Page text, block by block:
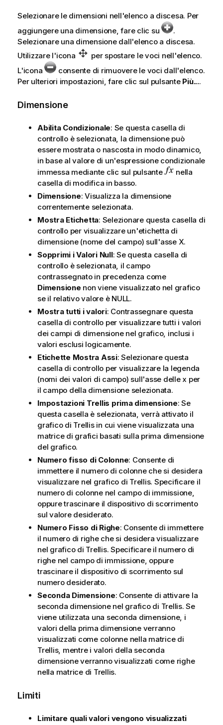
Selezionare le dimensioni nell'elenco a discesa. Per
aggiungere una dimensione, fare clic su
.
Selezionare una dimensione dall'elenco a discesa.
Utilizzare l'icona
per spostare le voci nell'elenco.
L'icona
consente di rimuovere le voci dall'elenco.
Per ulteriori impostazioni, fare clic sul pulsante Più....
Dimensione
Abilita Condizionale: Se questa casella di
controllo è selezionata, la dimensione può
essere mostrata o nascosta in modo dinamico,
in base al valore di un'espressione condizionale
immessa mediante clic sul pulsante
nella
casella di modifica in basso.
Dimensione: Visualizza la dimensione
correntemente selezionata.
Mostra Etichetta: Selezionare questa casella di
controllo per visualizzare un'etichetta di
dimensione (nome del campo) sull'asse X.
Sopprimi i Valori Null: Se questa casella di
controllo è selezionata, il campo
contrassegnato in precedenza come
Dimensione non viene visualizzato nel grafico
se il relativo valore è NULL.
Mostra tutti i valori: Contrassegnare questa
casella di controllo per visualizzare tutti i valori
dei campi di dimensione nel grafico, inclusi i
valori esclusi logicamente.
Etichette Mostra Assi: Selezionare questa
casella di controllo per visualizzare la legenda
(nomi dei valori di campo) sull'asse delle x per
il campo della dimensione selezionata.
Impostazioni Trellis prima dimensione: Se
questa casella è selezionata, verrà attivato il
grafico di Trellis in cui viene visualizzata una
matrice di grafici basati sulla prima dimensione
del grafico.
Numero fisso di Colonne: Consente di
immettere il numero di colonne che si desidera
visualizzare nel grafico di Trellis. Specificare il
numero di colonne nel campo di immissione,
oppure trascinare il dispositivo di scorrimento
sul valore desiderato.
Numero Fisso di Righe: Consente di immettere
il numero di righe che si desidera visualizzare
nel grafico di Trellis. Specificare il numero di
righe nel campo di immissione, oppure
trascinare il dispositivo di scorrimento sul
numero desiderato.
Seconda Dimensione: Consente di attivare la
seconda dimensione nel grafico di Trellis. Se
viene utilizzata una seconda dimensione, i
valori della prima dimensione verranno
visualizzati come colonne nella matrice di
Trellis, mentre i valori della seconda
dimensione verranno visualizzati come righe
nella matrice di Trellis.
Limiti
Limitare quali valori vengono visualizzati